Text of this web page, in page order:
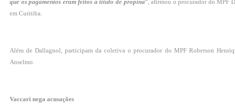
que os pagamentos eram feitos a título de propina“, afirmou o procurador do MPF
em Curitiba.
Além de Dallagnol, participam da coletiva o procurador do MPF Roberson
Anselmo.
Vaccari nega acusações